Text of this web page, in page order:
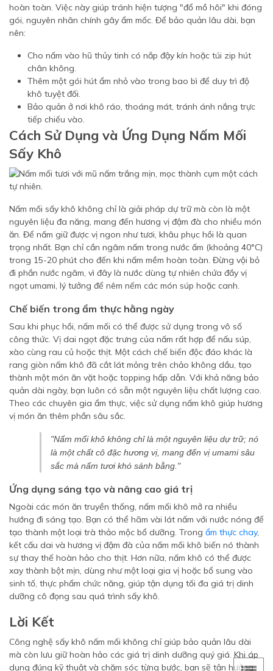
hoàn toàn. Việc này giúp tránh hiện tượng "đổ mồ hôi" khi đóng
gói, nguyên nhân chính gây ẩm mốc. Để bảo quản lâu dài, bạn
nên:
Cho nấm vào hũ thủy tinh có nắp đậy kín hoặc túi zip hút
chân không.
Thêm một gói hút ẩm nhỏ vào trong bao bì để duy trì độ
khô tuyệt đối.
Bảo quản ở nơi khô ráo, thoáng mát, tránh ánh nắng trực
tiếp chiếu vào.
Cách Sử Dụng và Ứng Dụng Nấm Mối
Sấy Khô
Nấm mối sấy khô không chỉ là giải pháp dự trữ mà còn là một
nguyên liệu đa năng, mang đến hương vị đậm đà cho nhiều món
ăn. Để nấm giữ được vị ngon như tươi, khâu phục hồi là quan
trọng nhất. Bạn chỉ cần ngâm nấm trong nước ấm (khoảng 40°C)
trong 15-20 phút cho đến khi nấm mềm hoàn toàn. Đừng vội bỏ
đi phần nước ngâm, vì đây là nước dùng tự nhiên chứa đầy vị
ngọt umami, lý tưởng để nêm nếm các món súp hoặc canh.
Chế biến trong ẩm thực hằng ngày
Sau khi phục hồi, nấm mối có thể được sử dụng trong vô số
công thức. Vị dai ngọt đặc trưng của nấm rất hợp để nấu súp,
xào cùng rau củ hoặc thịt. Một cách chế biến độc đáo khác là
rang giòn nấm khô đã cắt lát mỏng trên chảo không dầu, tạo
thành một món ăn vặt hoặc topping hấp dẫn. Với khả năng bảo
quản dài ngày, bạn luôn có sẵn một nguyên liệu chất lượng cao.
Theo các chuyên gia ẩm thực, việc sử dụng nấm khô giúp hương
vị món ăn thêm phần sâu sắc.
"Nấm mối khô không chỉ là một nguyên liệu dự trữ; nó
là một chất cô đặc hương vị, mang đến vị umami sâu
sắc mà nấm tươi khó sánh bằng."
Ứng dụng sáng tạo và nâng cao giá trị
Ngoài các món ăn truyền thống, nấm mối khô mở ra nhiều
hướng đi sáng tạo. Bạn có thể hãm vài lát nấm với nước nóng để
tạo thành một loại trà thảo mộc bổ dưỡng. Trong ẩm thực chay,
kết cấu dai và hương vị đậm đà của nấm mối khô biến nó thành
sự thay thế hoàn hảo cho thịt. Hơn nữa, nấm khô có thể được
xay thành bột mịn, dùng như một loại gia vị hoặc bổ sung vào
sinh tố, thực phẩm chức năng, giúp tận dụng tối đa giá trị dinh
dưỡng cô đọng sau quá trình sấy khô.
Lời Kết
Công nghệ sấy khô nấm mối không chỉ giúp bảo quản lâu dài
mà còn lưu giữ hoàn hảo các giá trị dinh dưỡng quý giá. Khi áp
dụng đúng kỹ thuật và chăm sóc từng bước, bạn sẽ tận hưởng